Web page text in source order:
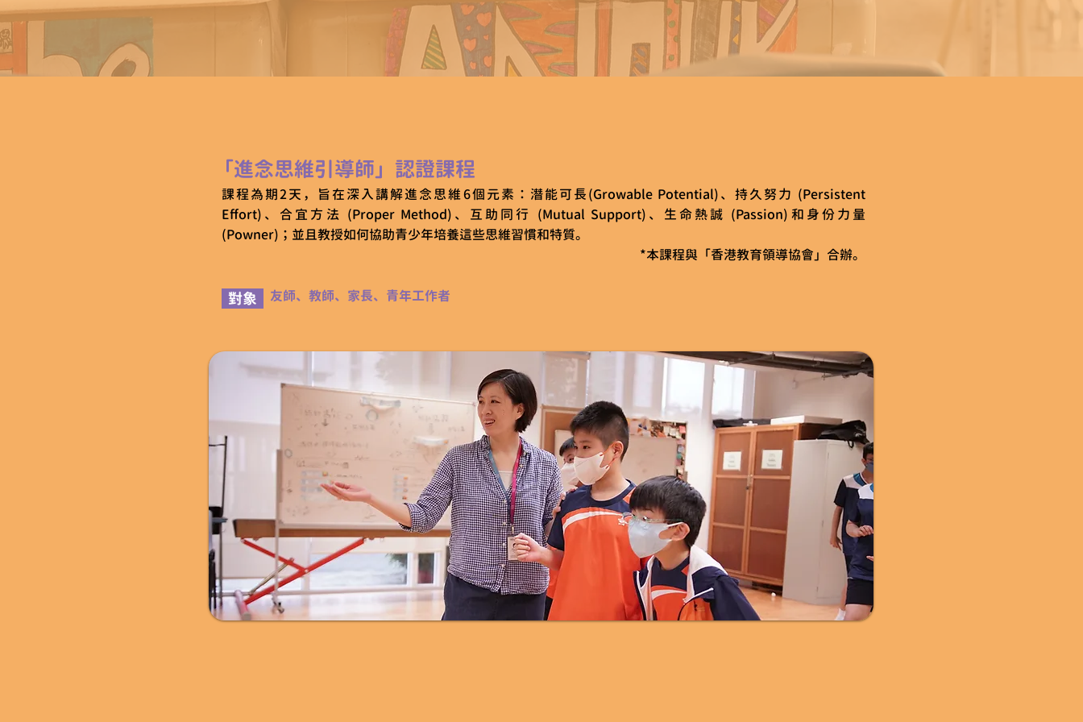
「進念思維引導師」認證課程
課程為期2天，旨在深入講解進念思維6個元素：潛能可長(Growable Potential)、持久努力 (Persistent
Effort)、合宜方法 (Proper Method)、互助同行 (Mutual Support)、生命熱誠 (Passion)和身份力量
(Powner)；並且教授如何協助青少年培養這些思維習慣和特質。
*本課程與「香港教育領導協會」合辦。
對象 友師、教師、家長、青年工作者